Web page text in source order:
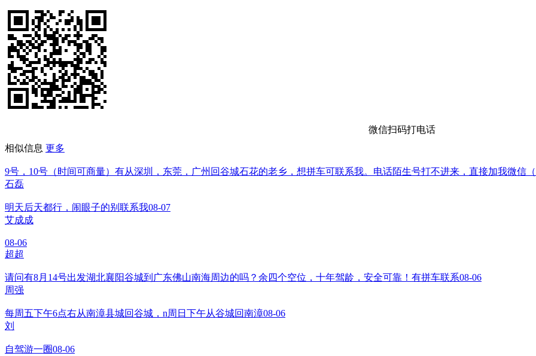
微信扫码打电话
相似信息 更多
9号，10号（时间可商量）有从深圳，东莞，广州回谷城石花的老乡，想拼车可联系我。电话陌生号打不进来，直接加我微信（
石磊
明天后天都行，闹眼子的别联系我08-07
艾成成
08-06
超超
请问有8月14号出发湖北襄阳谷城到广东佛山南海周边的吗？余四个空位，十年驾龄，安全可靠！有拼车联系08-06
周强
每周五下午6点右从南漳县城回谷城，n周日下午从谷城回南漳08-06
刘
自驾游一圈08-06